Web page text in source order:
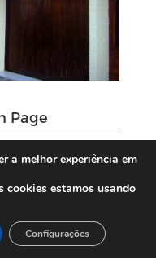
Page
a melhor experiência em
cookies estamos usando
Configurações